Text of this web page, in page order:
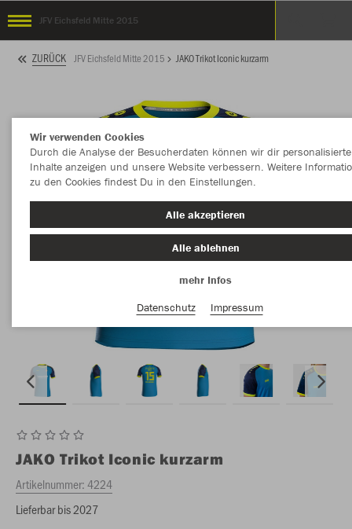
JFV Eichsfeld Mitte 2015
ZURÜCK JFV Eichsfeld Mitte 2015 JAKO Trikot Iconic kurzarm
JAKO Trikot Iconic kurzarm
Artikelnummer:4224
Lieferbar bis 2027
Wir verwenden Cookies
Durch die Analyse der Besucherdaten können wir dir personalisierte
Inhalte anzeigen und unsere Website verbessern. Weitere
zu den Cookies findest Du in den Einstellungen.
Alle akzeptieren
Alle ablehnen
mehr Infos
Datenschutz
Impressum